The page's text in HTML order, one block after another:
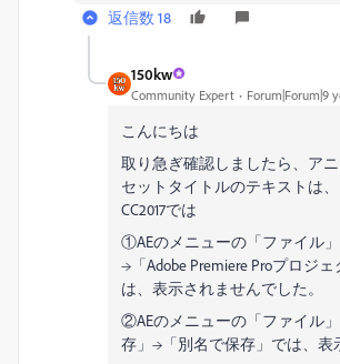
返信数 18
150kw
Community Expert Forum|Forum|9
こんにちは
取り急ぎ確認しましたら、ア
セットタイトルのテキストは、
CC2017では
①AEのメニューの「ファイル」
→「Adobe Premiere Proプロジ
は、表示されませんでした。
②AEのメニューの「ファイル
存」→「別名で保存」では、表